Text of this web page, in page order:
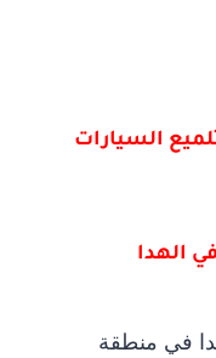
السيارات
الهدا
في منطقة